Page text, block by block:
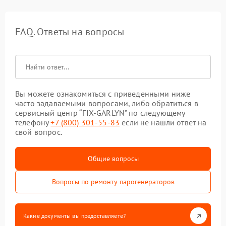
FAQ. Ответы на вопросы
Вы можете ознакомиться с приведенными ниже
часто задаваемыми вопросами, либо обратиться в
сервисный центр “FIX-GARLYN” по следующему
телефону+7 (800) 301-55-83 если не нашли ответ на
свой вопрос.
Общие вопросы
Вопросы по ремонту парогенераторов
Какие документы вы предоставляете?